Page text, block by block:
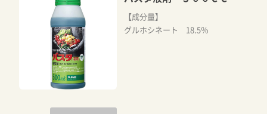
【成分量】
グルホシネート 18.5％